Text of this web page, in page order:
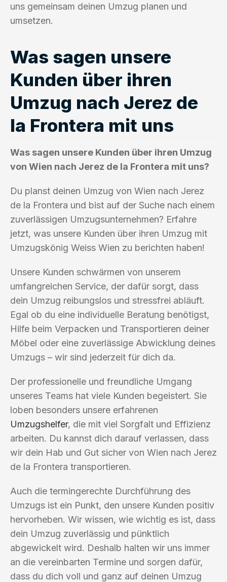
uns gemeinsam deinen Umzug planen und
umsetzen.
Was sagen unsere
Kunden über ihren
Umzug nach Jerez de
la Frontera mit uns
Was sagen unsere Kunden über ihren Umzug
von Wien nach Jerez de la Frontera mit uns?
Du planst deinen Umzug von Wien nach Jerez
de la Frontera und bist auf der Suche nach einem
zuverlässigen Umzugsunternehmen? Erfahre
jetzt, was unsere Kunden über ihren Umzug mit
Umzugskönig Weiss Wien zu berichten haben!
Unsere Kunden schwärmen von unserem
umfangreichen Service, der dafür sorgt, dass
dein Umzug reibungslos und stressfrei abläuft.
Egal ob du eine individuelle Beratung benötigst,
Hilfe beim Verpacken und Transportieren deiner
Möbel oder eine zuverlässige Abwicklung deines
Umzugs – wir sind jederzeit für dich da.
Der professionelle und freundliche Umgang
unseres Teams hat viele Kunden begeistert. Sie
loben besonders unsere erfahrenen
Umzugshelfer, die mit viel Sorgfalt und Effizienz
arbeiten. Du kannst dich darauf verlassen, dass
wir dein Hab und Gut sicher von Wien nach Jerez
de la Frontera transportieren.
Auch die termingerechte Durchführung des
Umzugs ist ein Punkt, den unsere Kunden positiv
hervorheben. Wir wissen, wie wichtig es ist, dass
dein Umzug zuverlässig und pünktlich
abgewickelt wird. Deshalb halten wir uns immer
an die vereinbarten Termine und sorgen dafür,
dass du dich voll und ganz auf deinen Umzug